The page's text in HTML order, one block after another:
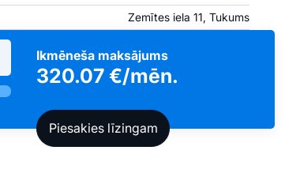
Zemītes iela 11, Tukums
Ikmēneša maksājums
320.07 €/mēn.